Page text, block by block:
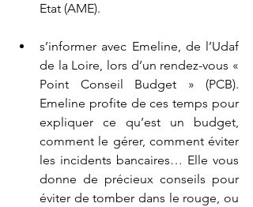
Etat (AME).
s’informer avec Emeline, de l’Udaf
de la Loire, lors d’un rendez-vous «
Point Conseil Budget » (PCB).
Emeline profite de ces temps pour
expliquer ce qu’est un budget,
comment le gérer, comment éviter
les incidents bancaires… Elle vous
donne de précieux conseils pour
éviter de tomber dans le rouge, ou